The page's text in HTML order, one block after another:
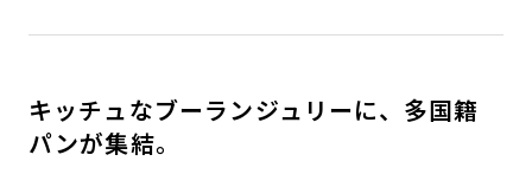
キッチュなブーランジュリーに、多国籍
パンが集結。